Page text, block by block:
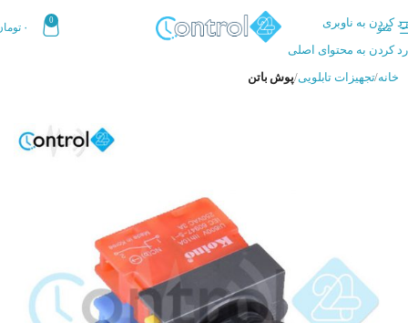
رد کردن به ناوبری
رد کردن به محتوای اصلی
منو
0
۰
خانه تجهیزات تابلویی پوش باتن